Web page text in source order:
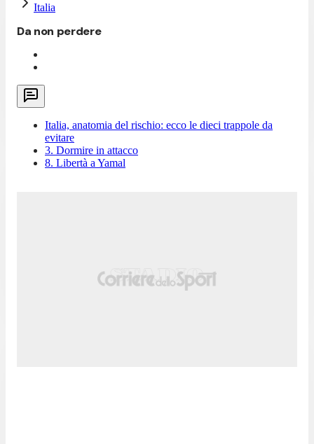
Italia
Da non perdere
Italia, anatomia del rischio: ecco le dieci trappole da
evitare
3. Dormire in attacco
8. Libertà a Yamal